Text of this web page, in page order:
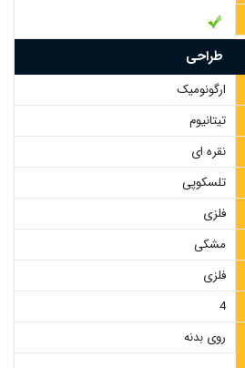
طراحی
ارگونومیک
تیتانیوم
نقره ای
تلسکوپی
فلزی
مشکی
فلزی
4
روی بدنه